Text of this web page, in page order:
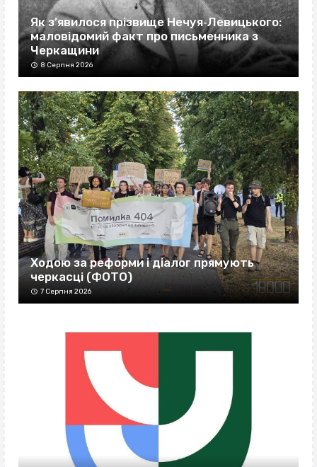
Як з’явилося прізвище Нечуя‐Левицького:
маловідомий факт про письменника з
Черкащини
8 Серпня 2026
Ходою за реформи і діалог прямують
черкасці (ФОТО)
7 Серпня 2026